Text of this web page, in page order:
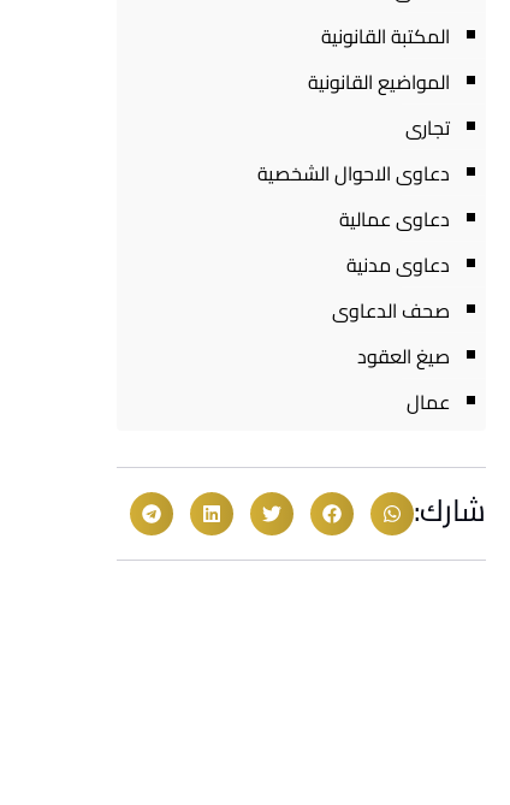
المكتبة القانونية
المواضيع القانونية
تجارى
دعاوى الاحوال الشخصية
دعاوى عمالية
دعاوى مدنية
صحف الدعاوى
صيغ العقود
عمال
شارك: